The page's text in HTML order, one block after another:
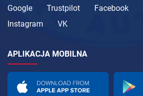
Google Trustpilot Facebook
Instagram
VK
APLIKACJA MOBILNA